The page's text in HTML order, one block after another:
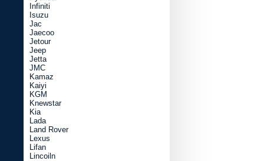
Infiniti
Isuzu
Jac
Jaecoo
Jetour
Jeep
Jetta
JMC
Kamaz
Kaiyi
KGM
Knewstar
Kia
Lada
Land Rover
Lexus
Lifan
Lincoiln